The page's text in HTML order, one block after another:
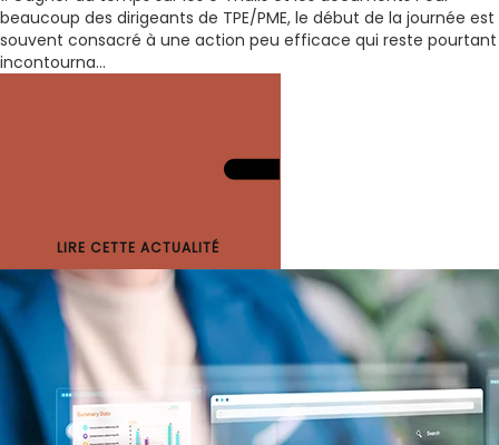
beaucoup des dirigeants de TPE/PME, le début de la journée est
souvent consacré à une action peu efficace qui reste pourtant
incontourna...
LIRE CETTE ACTUALITÉ